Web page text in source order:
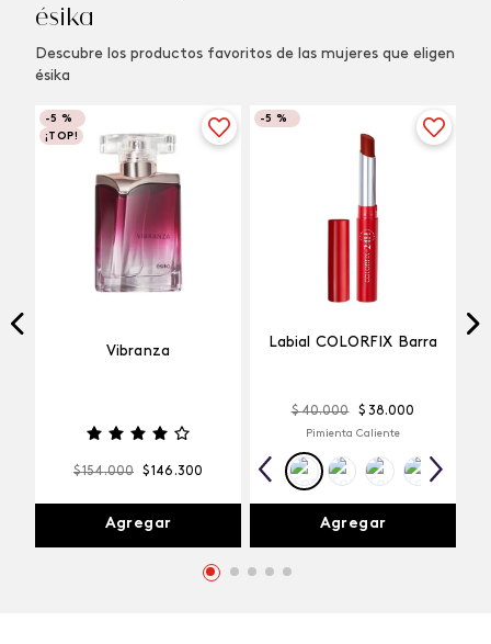
ésika
Descubre los productos favoritos de las mujeres que eligen
ésika
-5 %
¡TOP!
Vibranza
$154.000 $146 .300
Agregar
-5 %
Labial COLORFIX Barra
$ 40.000 $ 38.000
Pimienta Caliente
Agregar